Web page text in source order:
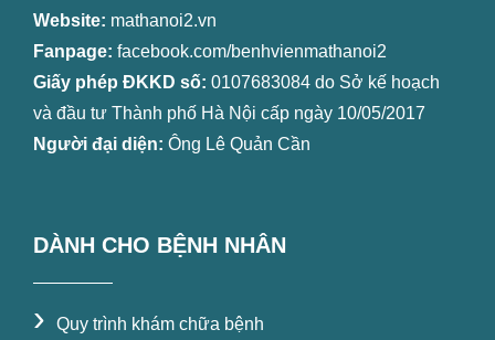
Website: mathanoi2.vn
Fanpage: facebook.com/benhvienmathanoi2
Giấy phép ĐKKD số: 0107683084 do Sở kế hoạch
và đầu tư Thành phố Hà Nội cấp ngày 10/05/2017
Người đại diện: Ông Lê Quản Cần
DÀNH CHO BỆNH NHÂN
› Quy trình khám chữa bệnh